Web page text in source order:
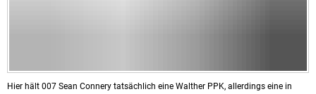
Hier hält 007 Sean Connery tatsächlich eine Walther PPK, allerdings eine in